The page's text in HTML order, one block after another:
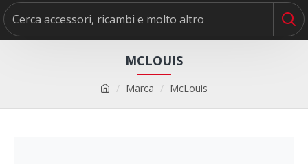
Marca McLouis
MCLOUIS